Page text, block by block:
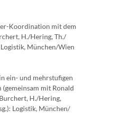
Koordination mit dem
H./Hering, Th./
Logistik, München/Wien
ein- und mehrstufigen
(gemeinsam mit Ronald
H./Hering,
Logistik, München/